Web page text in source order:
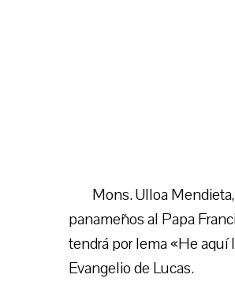
Mons. Ulloa
panameños al Papa
tendrá por lema «He aquí
Evangelio de Lucas.